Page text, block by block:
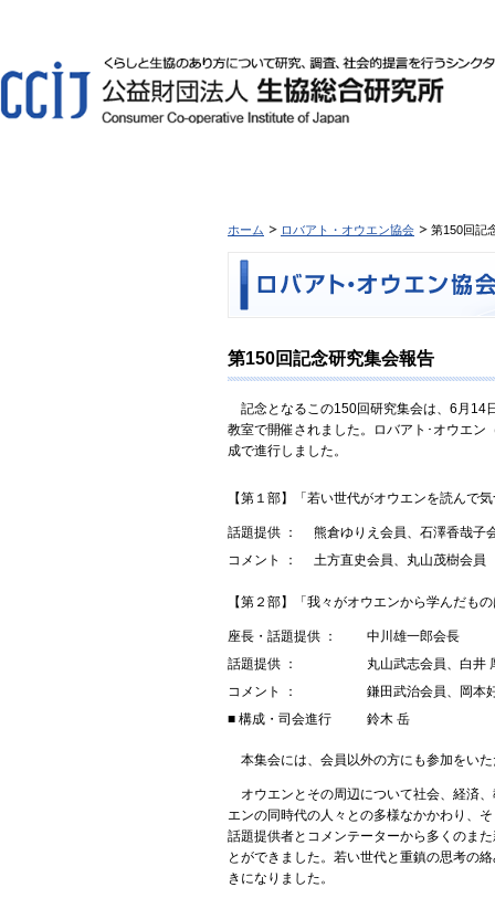
ホーム ロバアト・オウエン協会 第150回記
第150回記念研究集会報告
記念となるこの150回研究集会は、6月14
教室で開催されました。ロバアト･オウエ
成で進行しました。
【第１部】「若い世代がオウエンを読んで
話題提供 ：
熊倉ゆりえ会員、石澤香哉子
コメント ：
土方直史会員、丸山茂樹会員
【第２部】「我々がオウエンから学んだも
座長・話題提供 ：
中川雄一郎会長
話題提供 ：
丸山武志会員、白井
コメント ：
鎌田武治会員、岡本
■ 構成・司会進行
鈴木 岳
本集会には、会員以外の方にも参加をい
オウエンとその周辺について社会、経済
エンの同時代の人々との多様なかかわり、
話題提供者とコメンテーターから多くのま
とができました。若い世代と重鎮の思考の
きになりました。